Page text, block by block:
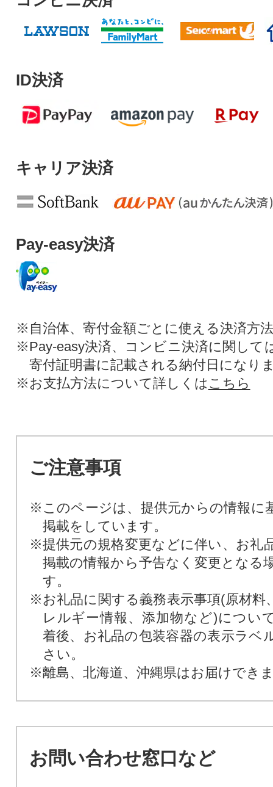
ID決済
キャリア決済
Pay-easy決済
※自治体、寄付金額ごとに使える決済方
※Pay-easy決済、コンビニ決済に関して
寄付証明書に記載される納付日になり
※お支払方法について詳しくは こちら
ご注意事項
※このページは、提供元からの情報に
掲載をしています。
※提供元の規格変更などに伴い、お礼
掲載の情報から予告なく変更となる
す。
※お礼品に関する義務表示事項(原材料
レルギー情報、添加物など)につい
着後、お礼品の包装容器の表示ラベ
さい。
※離島、北海道、沖縄県はお届けでき
お問い合わせ窓口など